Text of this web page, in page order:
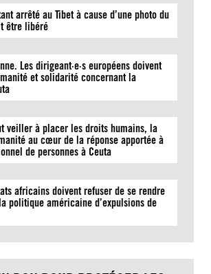
arrêté au Tibet à cause d’une photo du
être libéré
Les dirigeant·e·s européens doivent
et solidarité concernant la
veiller à placer les droits humains, la
au cœur de la réponse apportée à
de personnes à Ceuta
africains doivent refuser de se rendre
politique américaine d’expulsions de